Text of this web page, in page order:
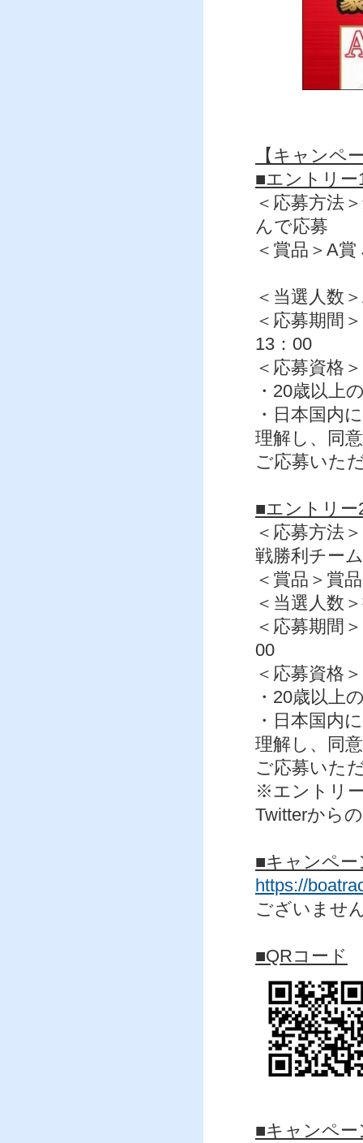
【キャンペ
■エントリ
＜応募方法
んで応募
＜賞品＞A
＜当選人数
＜応募期間
13：00
＜応募資格＞
・20歳以上
・日本国内
理解し、同
ご応募いた
■エントリ
＜応募方法
戦勝利チー
＜賞品＞賞
＜当選人数
＜応募期間
00
＜応募資格＞
・20歳以上
・日本国内
理解し、同
ご応募いた
※エントリ
Twitterから
■キャンペ
https://
ございませ
■QRコード
■キャンペ